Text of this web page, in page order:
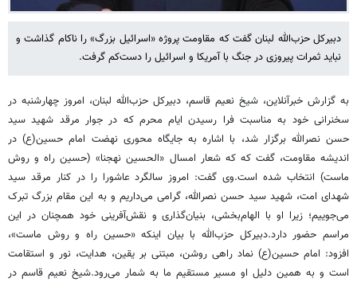
دبیرکل حزب‌الله لبنان گفت که مقاومت پروژه «اسرائیل بزرگ» را ناکام گذاشت و
نباید ثمرات پیروزی در جنگ با آمریکا و اسرائیل را دست‌کم گرفت.
به گزارش خبرآنلاین، شیخ نعیم قاسم، دبیرکل حزب‌الله لبنان، امروز چهارشنبه در
سخنرانی خود به مناسبت فرا رسیدن ایام محرم که در جوار مرقد شهید سید
حسن نصرالله برگزار شد، با اشاره به جایگاه محوری نهضت امام حسین(ع) در
اندیشه مقاومت، گفت که که شعار امسال «الحسین نهجنا» (حسین راه و روش
ماست) انتخاب شده است.وی گفت: امروز سالگرد عاشورا را در کنار مرقد سید
شهدای امت، شهید سید حسن نصرالله، گرامی می‌داریم و به این مقام بزرگ تبرک
می‌جوییم؛ زیرا او با الهام‌بخشی، بنیان‌گذاری و نقش‌آفرینی خود همچنان در این
مراسم حضور دارد.دبیرکل حزب‌الله با بیان اینکه «حسین راه و روش ماست»،
افزود: امام حسین(ع) نماد راهی روشن، مبتنی بر یقین، هدایت، نور و استقامت
است و به همین دلیل او مسیر مستقیم ما به شمار می‌رود.شیخ نعیم قاسم در